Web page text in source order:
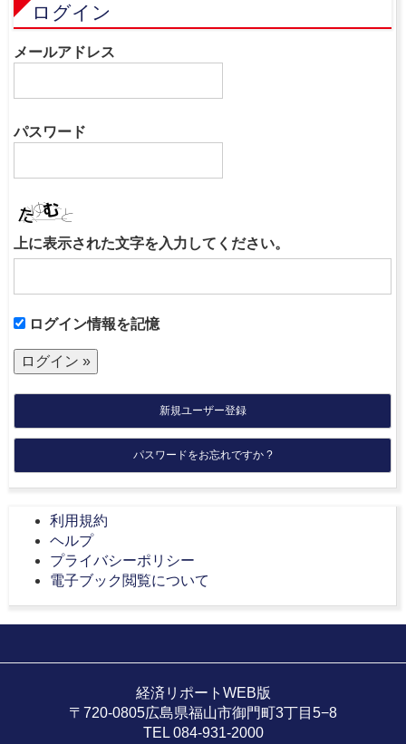
ログイン
メールアドレス
パスワード
上に表示された文字を入力してください。
ログイン情報を記憶
新規ユーザー登録
パスワードをお忘れですか ?
利用規約
ヘルプ
プライバシーポリシー
電子ブック閲覧について
経済リポートWEB版
〒720-0805広島県福山市御門町3丁目5−8
TEL 084-931-2000